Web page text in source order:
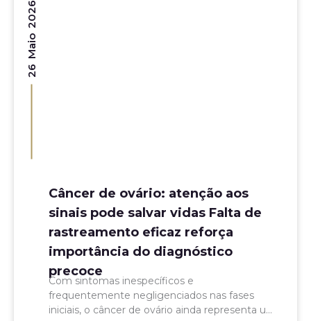
Câncer de ovário: atenção aos
sinais pode salvar vidas Falta de
rastreamento eficaz reforça
importância do diagnóstico
precoce
Com sintomas inespecíficos e
frequentemente negligenciados nas fases
iniciais, o câncer de ovário ainda representa um
26 Maio 2026